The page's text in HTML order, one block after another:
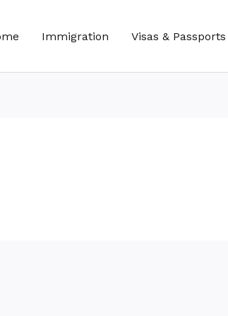
Immigration Visas & Passports